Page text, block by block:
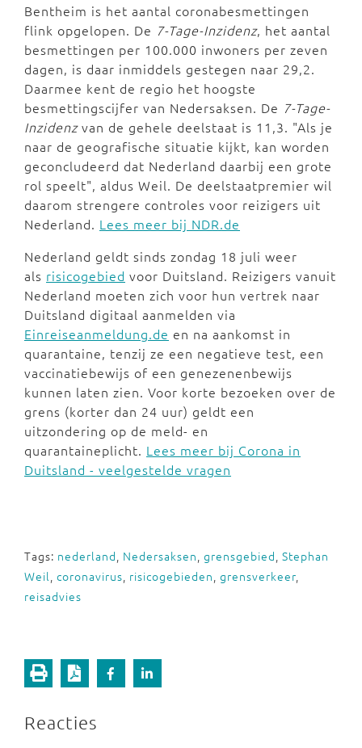
Bentheim is het aantal coronabesmettingen
flink opgelopen. De 7-Tage-Inzidenz, het aantal
besmettingen per 100.000 inwoners per zeven
dagen, is daar inmiddels gestegen naar 29,2.
Daarmee kent de regio het hoogste
besmettingscijfer van Nedersaksen. De 7-Tage-
Inzidenzvan de gehele deelstaat is 11,3. "Als je
naar de geografische situatie kijkt, kan worden
geconcludeerd dat Nederland daarbij een grote
rol speelt", aldus Weil. De deelstaatpremier wil
daarom strengere controles voor reizigers uit
Nederland. Lees meer bij NDR.de
Nederland geldt sinds zondag 18 juli weer
als risicogebied voor Duitsland. Reizigers vanuit
Nederland moeten zich voor hun vertrek naar
Duitsland digitaal aanmelden via
Einreiseanmeldung.de en na aankomst in
quarantaine, tenzij ze een negatieve test, een
vaccinatiebewijs of een genezenenbewijs
kunnen laten zien. Voor korte bezoeken over de
grens (korter dan 24 uur) geldt een
uitzondering op de meld- en
quarantaineplicht. Lees meer bij Corona in
Duitsland - veelgestelde vragen
Tags: nederland, Nedersaksen, grensgebied, Stephan
Weil, coronavirus, risicogebieden, grensverkeer,
reisadvies
Reacties